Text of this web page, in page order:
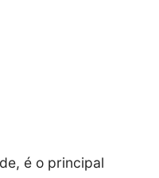
é o principal